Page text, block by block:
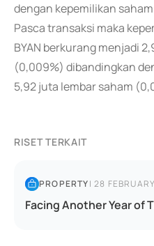
dengan kepemilikan
Pasca transaksi maka
BYAN berkurang menjadi
(0,009%) dibandingkan
5,92 juta lembar saham
RISET TERKAIT
PROPERTY|28
Facing Another Year of